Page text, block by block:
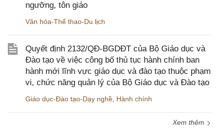
ngưỡng, tôn giáo
Văn hóa-Thể thao-Du lịch
Quyết định 2132/QĐ-BGDĐT của Bộ Giáo dục và
Đào tạo về việc công bố thủ tục hành chính ban
hành mới lĩnh vực giáo dục và đào tạo thuộc phạm
vi, chức năng quản lý của Bộ Giáo dục và Đào tạo
Giáo dục-Đào tạo-Dạy nghề, Hành chính
Xem thêm